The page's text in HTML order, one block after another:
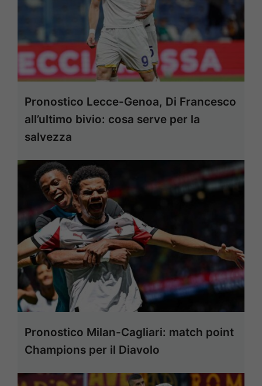
Pronostico Lecce-Genoa, Di Francesco
all’ultimo bivio: cosa serve per la
salvezza
Pronostico Milan-Cagliari: match point
Champions per il Diavolo